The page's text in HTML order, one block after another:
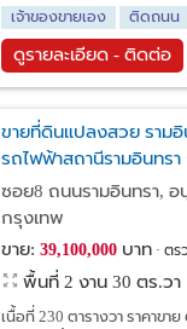
เจ้าของขายเอง
ติดถนน
ดูรายละเอียด - ติดต่อ
ขายที่ดินแปลงสวย รามอิ
รถไฟฟ้าสถานีรามอินทร
ซอย8 ถนนรามอินทรา, อ
กรุงเทพ
ขาย: 39,100,000บาท ตร
พื้นที่ 2 งาน 30 ตร.วา
เนื้อที่ 230 ตารางวา ราคาขาย